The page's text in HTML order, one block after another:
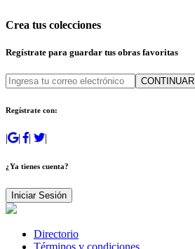
Crea tus colecciones
Regístrate para guardar tus obras favoritas
CONTINUAR
Regístrate con:
| | | |
¿Ya tienes cuenta?
Iniciar Sesión
Directorio
Términos y condiciones